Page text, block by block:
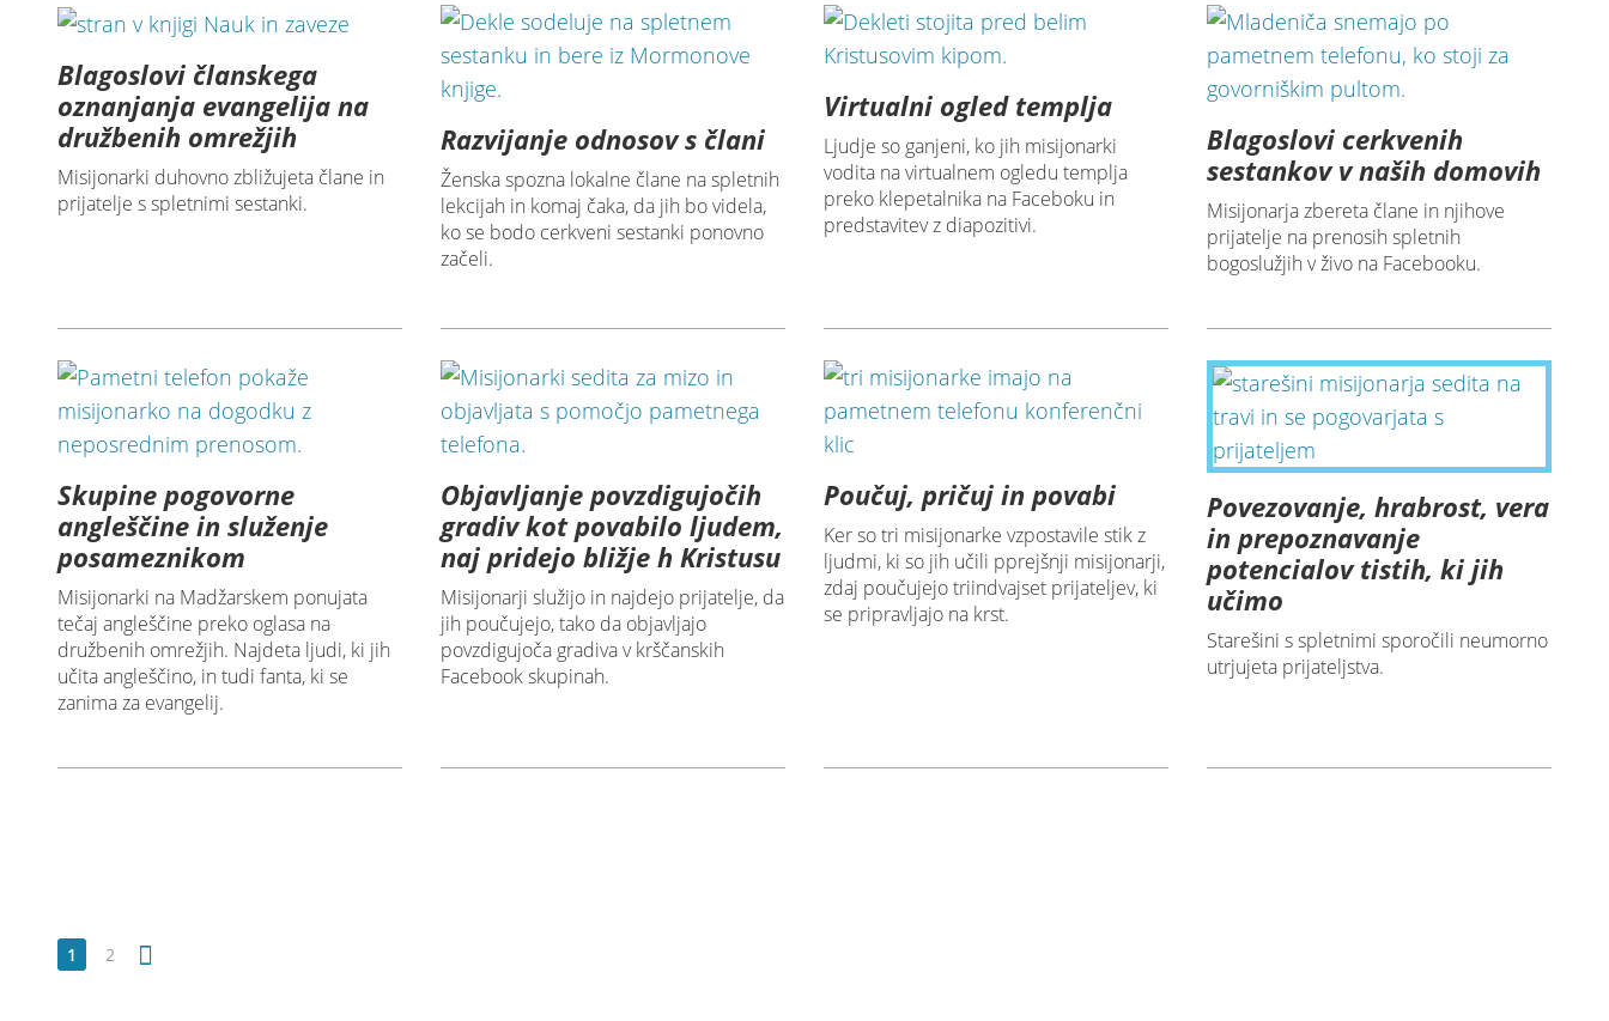
Blagoslovi članskega
oznanjanja evangelija na
družbenih omrežjih
Misijonarki duhovno zbližujeta člane in
prijatelje s spletnimi sestanki.
Razvijanje odnosov s člani
Ženska spozna lokalne člane na spletnih
lekcijah in komaj čaka, da jih bo videla,
ko se bodo cerkveni sestanki ponovno
začeli.
Virtualni ogled templja
Ljudje so ganjeni, ko jih misijonarki
vodita na virtualnem ogledu templja
preko klepetalnika na Faceboku in
predstavitev z diapozitivi.
Blagoslovi cerkvenih
sestankov v naših domovih
Misijonarja zbereta člane in njihove
prijatelje na prenosih spletnih
bogoslužjih v živo na Facebooku.
Skupine pogovorne
angleščine in služenje
posameznikom
Misijonarki na Madžarskem ponujata
tečaj angleščine preko oglasa na
družbenih omrežjih. Najdeta ljudi, ki jih
učita angleščino, in tudi fanta, ki se
zanima za evangelij.
Objavljanje povzdigujočih
gradiv kot povabilo ljudem,
naj pridejo bližje h Kristusu
Misijonarji služijo in najdejo prijatelje, da
jih poučujejo, tako da objavljajo
povzdigujoča gradiva v krščanskih
Facebook skupinah.
Poučuj, pričuj in povabi
Ker so tri misijonarke vzpostavile stik z
ljudmi, ki so jih učili pprejšnji misijonarji,
zdaj poučujejo triindvajset prijateljev, ki
se pripravljajo na krst.
Povezovanje, hrabrost, vera
in prepoznavanje
potencialov tistih, ki jih
učimo
Starešini s spletnimi sporočili neumorno
utrjujeta prijateljstva.
1 2